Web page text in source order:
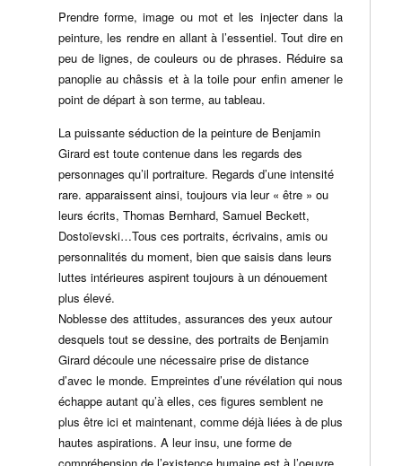
Prendre forme, image ou mot et les injecter dans la
peinture, les rendre en allant à l’essentiel. Tout dire en
peu de lignes, de couleurs ou de phrases. Réduire sa
panoplie au châssis et à la toile pour enfin amener le
point de départ à son terme, au tableau.
La puissante séduction de la peinture de Benjamin
Girard est toute contenue dans les regards des
personnages qu’il portraiture. Regards d’une intensité
rare. apparaissent ainsi, toujours via leur « être » ou
leurs écrits, Thomas Bernhard, Samuel Beckett,
Dostoïevski…Tous ces portraits, écrivains, amis ou
personnalités du moment, bien que saisis dans leurs
luttes intérieures aspirent toujours à un dénouement
plus élevé.
Noblesse des attitudes, assurances des yeux autour
desquels tout se dessine, des portraits de Benjamin
Girard découle une nécessaire prise de distance
d’avec le monde. Empreintes d’une révélation qui nous
échappe autant qu’à elles, ces figures semblent ne
plus être ici et maintenant, comme déjà liées à de plus
hautes aspirations. A leur insu, une forme de